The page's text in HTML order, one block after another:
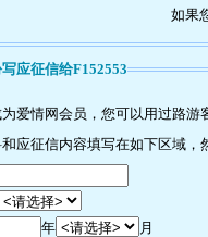
如果
应征信给F152553
爱情网会员，您可以用过路游
应征信内容填写在如下区域，
年
月